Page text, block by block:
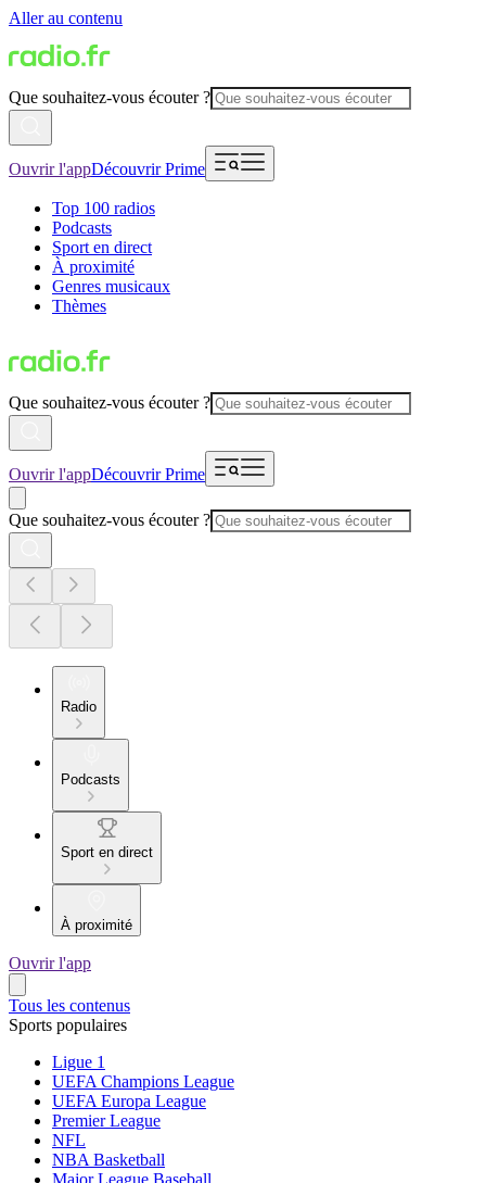
Aller au contenu
Que souhaitez-vous écouter ?
Ouvrir l'appDécouvrir Prime
Top 100 radios
Podcasts
Sport en direct
À proximité
Genres musicaux
Thèmes
Que souhaitez-vous écouter ?
Ouvrir l'appDécouvrir Prime
Que souhaitez-vous écouter ?
Radio
Podcasts
Sport en direct
À proximité
Ouvrir l'app
Tous les contenus
Sports populaires
Ligue 1
UEFA Champions League
UEFA Europa League
Premier League
NFL
NBA Basketball
Major League Baseball